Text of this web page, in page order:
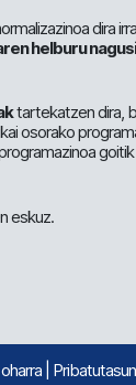
dira
helburu
tartekatzen dira,
osorako
eskuz.